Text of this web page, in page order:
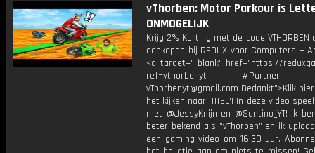
vThorben: Motor Parkour is
ONMOGELIJK
Krijg 2% Korting met de code VTHORBEN
aankopen bij REDUX voor Computers +
<a target="_blank" href="https://
ref=vthorbenyt #Partner
vThorbenyt@gmail.com Bedankt">Klik
het kijken naar 'TITEL'! In deze video
met @JessyKnijn en @Santino_YT! Ik
beter bekend als "vThorben" en ik
een gaming video om 16:30 uur.